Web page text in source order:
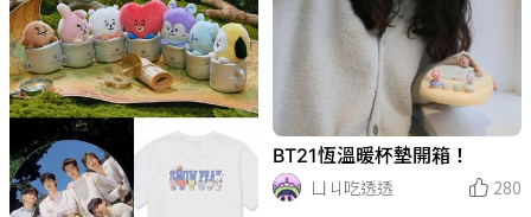
BT21恆溫暖杯墊開箱！
ㄩㄐ吃透透
280